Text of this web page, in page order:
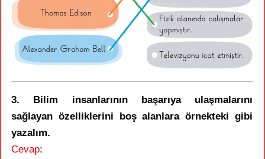
3. Bilim insanlarının başarıya ulaşmalarını
sağlayan özelliklerini boş alanlara örnekteki gibi
yazalım.
Cevap: